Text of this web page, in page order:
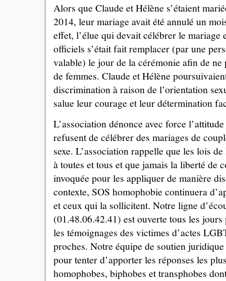
Alors que Claude et Hélène s’étaient
2014, leur mariage avait été annulé un
effet, l’élue qui devait célébrer le mariage
officiels s’était fait remplacer (par une
valable) le jour de la cérémonie afin de
de femmes. Claude et Hélène
discrimination à raison de l’orientation
salue leur courage et leur détermination
L’association dénonce avec force
refusent de célébrer des mariages de
sexe. L’association rappelle que les lois
à toutes et tous et que jamais la liberté de
invoquée pour les appliquer de manière
contexte, SOS homophobie continuera
et ceux qui la sollicitent. Notre ligne
(01.48.06.42.41) est ouverte tous les
les témoignages des victimes d’actes
proches. Notre équipe de soutien
pour tenter d’apporter les réponses les
homophobes, biphobes et transphobes